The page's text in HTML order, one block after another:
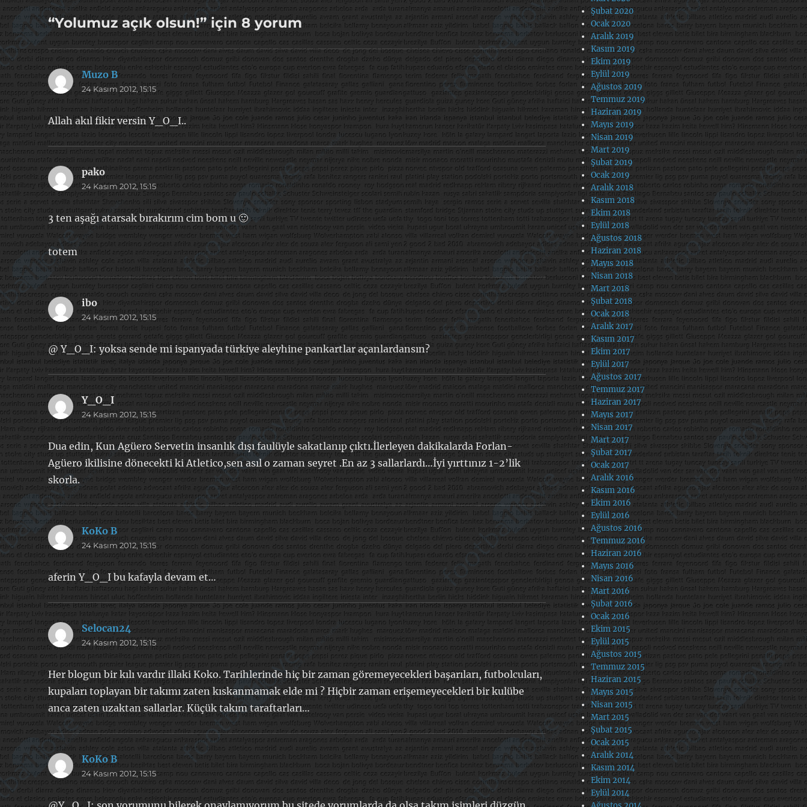
“Yolumuz açık olsun!” için 8 yorum
Muzo Bdedi
ki:
24 Kasım 2012, 15:15
Allah akıl fikir versin Y_O_I..
pako dedi
ki:
24 Kasım 2012, 15:15
3 ten aşağı atarsak bırakırım cim bom u 🙂
totem
ibodedi
ki:
24 Kasım 2012, 15:15
@ Y_O_I: yoksa sende mi ispanyada türkiye aleyhine pankartlar açanlardansın?
Y_O_I dedi
ki:
24 Kasım 2012, 15:15
Dua edin, Kun Agüero Servetin insanlık dışı faulüyle sakatlanıp çıktı.İlerleyen dakikalarda Forlan-
Agüero ikilisine dönecekti ki Atletico,sen asıl o zaman seyret .En az 3 sallarlardı…İyi yırttınız 1-2’lik
skorla.
KoKo B dedi
ki:
24 Kasım 2012, 15:15
aferin Y_O_I bu kafayla devam et…
Selocan24dedi
ki:
24 Kasım 2012, 15:15
Her blogun bir kılı vardır illaki Koko. Tarihlerinde hiç bir zaman göremeyecekleri başarıları, futbolcuları,
kupaları toplayan bir takımı zaten kıskanmamak elde mi ? Hiçbir zaman erişemeyecekleri bir kulübe
anca zaten uzaktan sallarlar. Küçük takım taraftarları…
KoKo Bdedi
ki:
24 Kasım 2012, 15:15
Şubat 2020
Ocak 2020
Aralık 2019
Kasım 2019
Ekim 2019
Eylül 2019
Ağustos 2019
Temmuz 2019
Haziran 2019
Mayıs 2019
Nisan 2019
Mart 2019
Şubat 2019
Ocak 2019
Aralık 2018
Kasım 2018
Ekim 2018
Eylül 2018
Ağustos 2018
Haziran 2018
Mayıs 2018
Nisan 2018
Mart 2018
Şubat 2018
Ocak 2018
Aralık 2017
Kasım 2017
Ekim 2017
Eylül 2017
Ağustos 2017
Temmuz 2017
Haziran 2017
Mayıs 2017
Nisan 2017
Mart 2017
Şubat 2017
Ocak 2017
Aralık 2016
Kasım 2016
Ekim 2016
Eylül 2016
Ağustos 2016
Temmuz 2016
Haziran 2016
Mayıs 2016
Nisan 2016
Mart 2016
Şubat 2016
Ocak 2016
Ekim 2015
Eylül 2015
Ağustos 2015
Temmuz 2015
Haziran 2015
Mayıs 2015
Nisan 2015
Mart 2015
Şubat 2015
Ocak 2015
Aralık 2014
Kasım 2014
Ekim 2014
Eylül 2014